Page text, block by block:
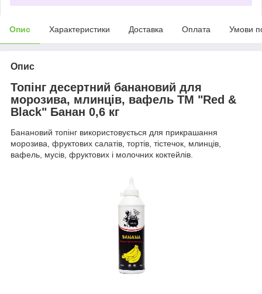
Опис Характеристики Доставка Оплата Умови
Опис
Топінг десертний банановий для
морозива, млинців, вафель ТМ "Red &
Black" Банан 0,6 кг
Банановий топінг використовується для прикрашання
морозива, фруктових салатів, тортів, тістечок, млинців,
вафель, мусів, фруктових і молочних коктейлів.